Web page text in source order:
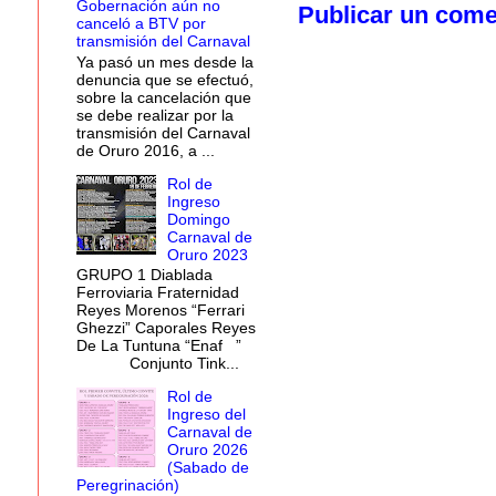
Publicar un
Gobernación aún no
canceló a BTV por
transmisión del Carnaval
Ya pasó un mes desde la
denuncia que se efectuó,
sobre la cancelación que
se debe realizar por la
transmisión del Carnaval
de Oruro 2016, a ...
Rol de
Ingreso
Domingo
Carnaval de
Oruro 2023
GRUPO 1 Diablada
Ferroviaria Fraternidad
Reyes Morenos “Ferrari
Ghezzi” Caporales Reyes
De La Tuntuna “Enaf ”
Conjunto Tink...
Rol de
Ingreso del
Carnaval de
Oruro 2026
(Sabado de
Peregrinación)